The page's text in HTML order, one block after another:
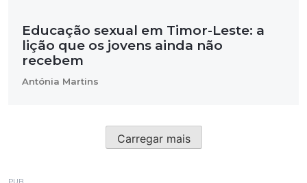
Educação sexual em Timor-Leste: a
lição que os jovens ainda não
recebem
Antónia Martins
Carregar mais